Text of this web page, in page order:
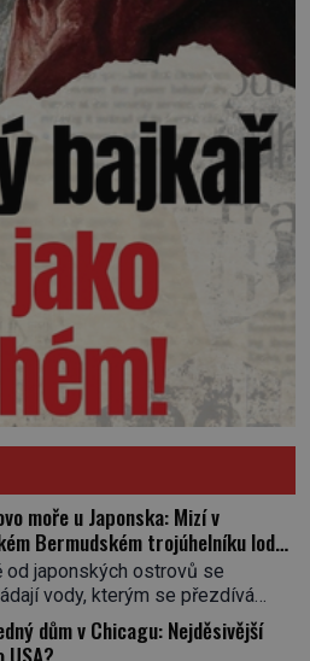
moře u Japonska: Mizí v
Bermudském trojúhelníku lodě
neznámé síly?
od japonských ostrovů se
vody, kterým se přezdívá
moře. Vypráví se o lodích
beze stopy, podivných
dům v Chicagu: Nejděsivější